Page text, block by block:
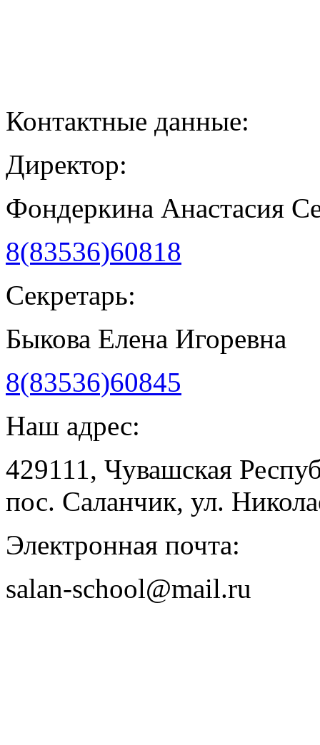
Контактные данные:
Директор:
Фондеркина Анастасия
8(83536)60818
Секретарь:
Быкова Елена Игоревна
8(83536)60845
Наш адрес:
429111, Чувашская
пос. Саланчик, ул.
Электронная почта:
salan-school@mail.ru